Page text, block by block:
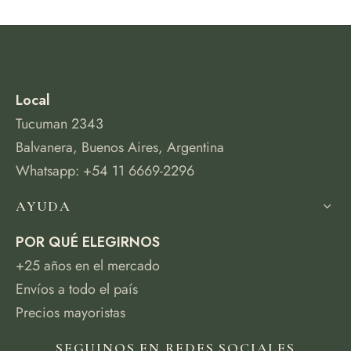
Local
Tucuman 2343
Balvanera, Buenos Aires, Argentina
Whatsapp: +54 11 6669-2296
AYUDA
POR QUÉ ELEGIRNOS
+25 años en el mercado
Envíos a todo el país
Precios mayoristas